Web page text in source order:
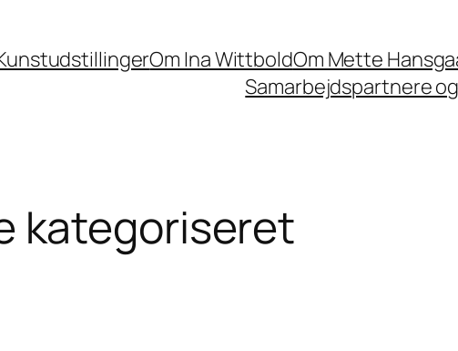
Om Ina WittboldOm Mette
Samarbejdspartnere
kategoriseret